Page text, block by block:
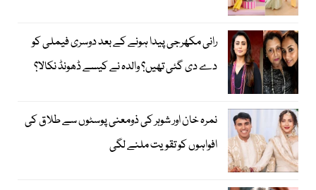
رانی مکھرجی پیدا ہونے کے بعد دوسری فیملی کو
دے دی گئی تھیں؟ والدہ نے کیسے ڈھونڈ نکالا؟
نمرہ خان اور شوہر کی ذومعنی پوسٹوں سے طلاق کی
افواہوں کو تقویت ملنے لگی